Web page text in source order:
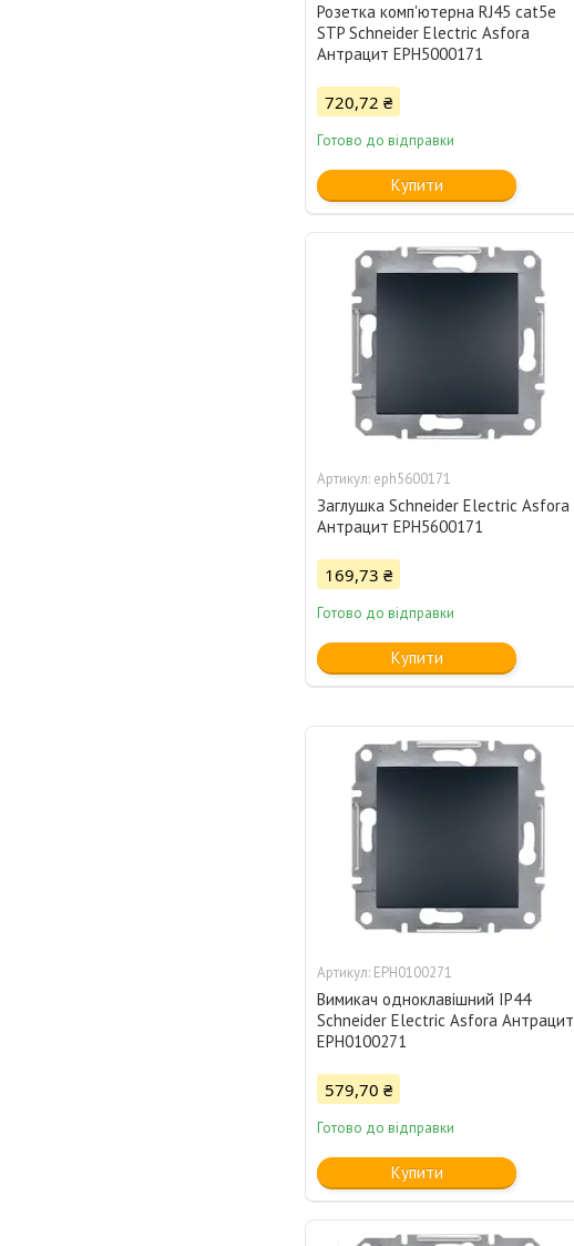
Розетка комп'ютерна RJ45 cat5e
STP Schneider Electric Asfora
Антрацит EPH5000171
720,72 ₴
Готово до відправки
Купити
eph5600171
Заглушка Schneider Electric Asfora
Антрацит EPH5600171
169,73 ₴
Готово до відправки
Купити
EPH0100271
Вимикач одноклавішний IP44
Schneider Electric Asfora Антрацит
EPH0100271
579,70 ₴
Готово до відправки
Купити